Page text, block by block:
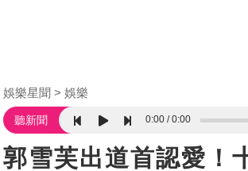
娛樂星聞 娛樂
聽新聞 0:00 0:00
郭雪芙出道首認愛！